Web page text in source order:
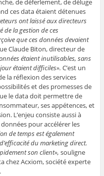
ces data étaient détenues
ont laissé aux directeurs
de la gestion de ces
que ces données devaient
Claude Biton, directeur de
étaient inutilisables, sans
étaient difficiles». C’est un
la réflexion des services
et des promesses de
le data doit permettre de
ses appétences, et
L’enjeu consiste aussi à
pour accélérer les
de temps est également
du marketing direct.
son client», souligne
chez Acxiom, société experte